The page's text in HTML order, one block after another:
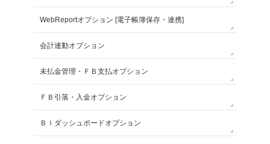
WebReportオプション [電子帳簿保存・連携]
会計連動オプション
未払金管理・ＦＢ支払オプション
ＦＢ引落・入金オプション
ＢＩダッシュボードオプション